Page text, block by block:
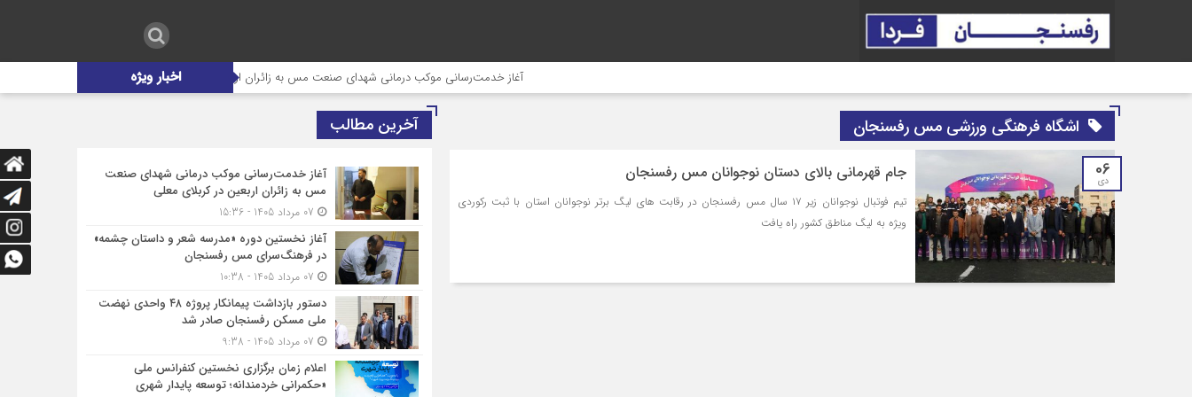
اخبار ویژهآغاز خدمت‌رسانی موکب درمانی شهدای صنعت مس به زائران اربعین در کربلای معلی
اشگاه فرهنگی ورزشی مس رفسنجان
06
دی جام قهرمانی بالای دستان نوجوانان مس رفسنجان
تیم فوتبال نوجوانان زیر ۱۷ سال مس رفسنجان در رقابت های لیگ برتر نوجوانان استان با ثبت رکوردی
ویژه به لیگ مناطق کشور راه یافت
آخرین مطالب
آغاز خدمت‌رسانی موکب درمانی شهدای صنعت
مس به زائران اربعین در کربلای معلی
آغاز نخستین دوره «مدرسه شعر و داستان چشمه»
در فرهنگ‌سرای مس رفسنجان
دستور بازداشت پیمانکار پروژه ۴۸ واحدی نهضت
ملی مسکن رفسنجان صادر شد
اعلام زمان برگزاری نخستین کنفرانس ملی
«حکمرانی خردمندانه؛ توسعه پایدار شهری